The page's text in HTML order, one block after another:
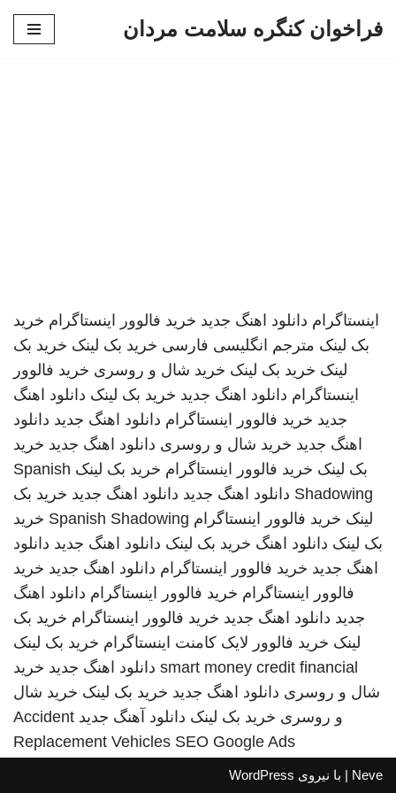
فراخوان کنگره سلامت مردان
اینستاگرام دانلود اهنگ جدید خرید فالوور اینستاگرام خرید
بک لینک مترجم انگلیسی فارسی خرید بک لینک خرید بک
لینک خرید بک لینک خرید شال و روسری خرید فالوور
اینستاگرام دانلود اهنگ جدید خرید بک لینک دانلود اهنگ
جدید خرید فالوور اینستاگرام دانلود اهنگ جدید دانلود
اهنگ جدید خرید شال و روسری دانلود اهنگ جدید خرید
بک لینک خرید فالوور اینستاگرام خرید بک لینک Spanish
Shadowing دانلود اهنگ جدید دانلود اهنگ جدید خرید بک
لینک خرید فالوور اینستاگرام Spanish Shadowing خرید
بک لینک دانلود اهنگ خرید بک لینک دانلود اهنگ جدید دانلود
اهنگ جدید خرید فالوور اینستاگرام دانلود اهنگ جدید خرید
فالوور اینستاگرام خرید فالوور اینستاگرام دانلود اهنگ
جدید دانلود اهنگ جدید خرید فالوور اینستاگرام خرید بک
لینک خرید فالوور لایک کامنت اینستاگرام خرید بک لینک
smart money credit financial دانلود اهنگ جدید خرید
شال و روسری دانلود اهنگ جدید خرید بک لینک خرید شال
و روسری خرید بک لینک دانلود آهنگ جدید Accident
Replacement Vehicles SEO Google Ads
Neve | با نیروی WordPress